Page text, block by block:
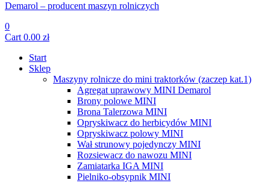
Demarol – producent maszyn rolniczych
0
Cart 0.00 zł
Start
Sklep
Maszyny rolnicze do mini traktorków (zaczep kat.1)
Agregat uprawowy MINI Demarol
Brony polowe MINI
Brona Talerzowa MINI
Opryskiwacz do herbicydów MINI
Opryskiwacz polowy MINI
Wał strunowy pojedynczy MINI
Rozsiewacz do nawozu MINI
Zamiatarka IGA MINI
Pielniko-obsypnik MINI